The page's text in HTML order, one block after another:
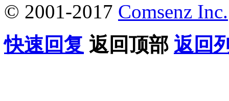
© 2001-2017 Comsenz Inc.
快速回复 返回顶部 返回